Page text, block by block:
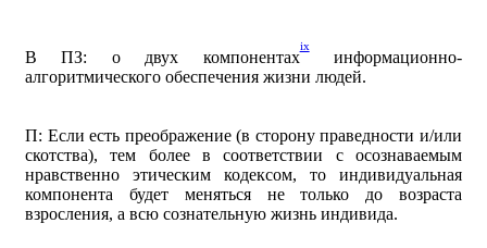
В ПЗ: о двух компонентах
ix
информационно-
алгоритмического обеспечения жизни людей.
П: Если есть преображение (в сторону праведности и/или
скотства), тем более в соответствии с осознаваемым
нравственно этическим кодексом, то индивидуальная
компонента будет меняться не только до возраста
взросления, а всю сознательную жизнь индивида.